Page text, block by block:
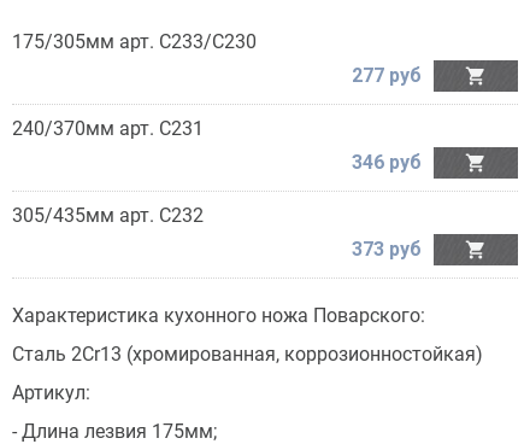
175/305мм арт. C233/С230

277 руб
240/370мм арт. C231

346 руб
305/435мм арт. C232

373 руб
Характеристика кухонного ножа Поварского:
Сталь 2Cr13 (хромированная, коррозионностойкая)
Артикул:
- Длина лезвия 175мм;